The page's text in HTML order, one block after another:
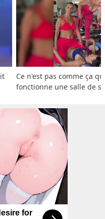
Ce n'est pas comme ça
fonctionne une salle de